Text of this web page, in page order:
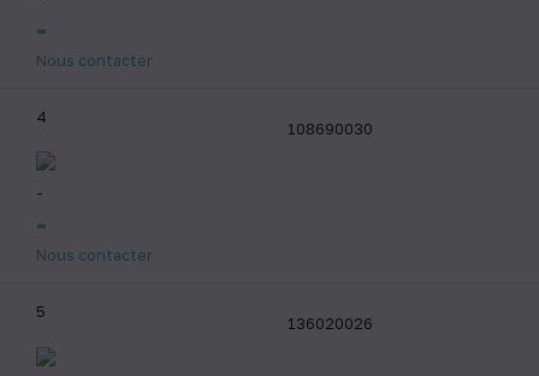
-
Nous contacter
4
108690030
-
-
Nous contacter
5
136020026